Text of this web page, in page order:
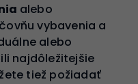
alebo
vybavenia a
alebo
najdôležitejšie
tiež požiadať